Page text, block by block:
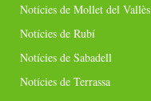
Notícies de Mollet del Vallès
Notícies de Rubí
Notícies de Sabadell
Notícies de Terrassa